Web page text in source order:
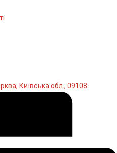
Київська обл., 09108